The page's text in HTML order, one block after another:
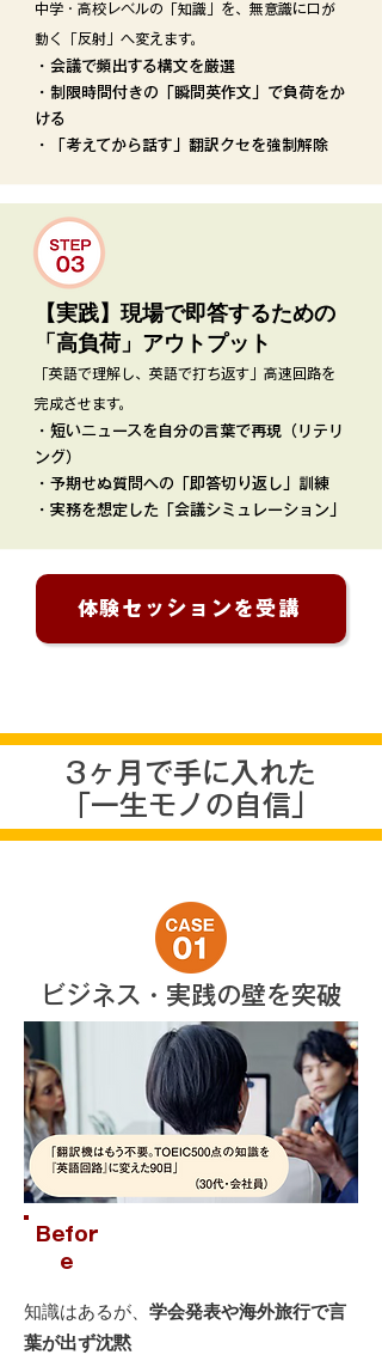
中学・高校レベルの「知識」を、無意識に口が
動く「反射」へ変えます。
・会議で頻出する構文を厳選
​・制限時間付きの「瞬間英作文」で負荷をか
ける
​・「考えてから話す」翻訳クセを強制解除
【実践】現場で即答するための
「高負荷」アウトプット
「英語で理解し、英語で打ち返す」高速回路を
完成させます。
・短いニュースを自分の言葉で再現（リテリ
ング）
​・予期せぬ質問への「即答切り返し」訓練
​・実務を想定した「会議シミュレーション」
体験セッションを受講
3ヶ月で手に入れた
「一生モノの自信」
ビジネス・実践の壁を突破
Befor
e
知識はあるが、 学会発表や海外旅行で言
葉が出ず沈黙